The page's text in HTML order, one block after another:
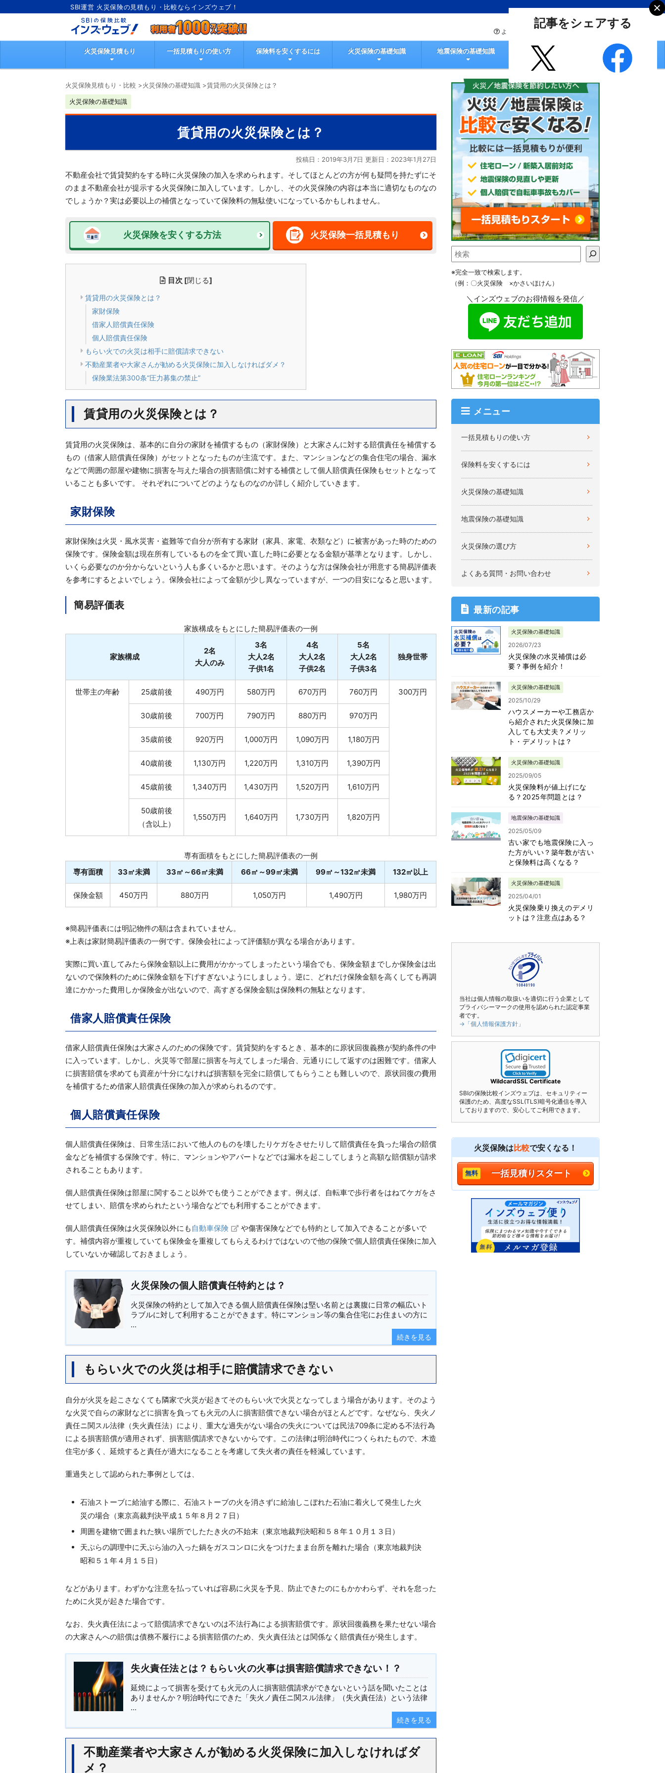
SBI運営 火災保険の見積もり・比較ならインズウェブ！
よくあるご質問 お問い合わせ
火災保険見積もり 一括見積もりの使い方 保険料を安くするには 火災保険の基礎知識 地震保険の基礎知識 火災保険の選び方
火災保険見積もり・比較 >火災保険の基礎知識 >賃貸用の火災保険とは？
火災保険の基礎知識
賃貸用の火災保険とは？
投稿日：2019年3月7日 更新日： 2023年1月27日
不動産会社で賃貸契約をする時に火災保険の加入を求められます。そしてほとんどの方が何も疑問を持たずにそ
のまま不動産会社が提示する火災保険に加入しています。しかし、その火災保険の内容は本当に適切なものなの
でしょうか？実は必要以上の補償となっていて保険料の無駄使いになっているかもしれません。
火災保険を安くする方法 火災保険一括見積もり
目次 [閉じる]
賃貸用の火災保険とは？
家財保険
借家人賠償責任保険
個人賠償責任保険
もらい火での火災は相手に賠償請求できない
不動産業者や大家さんが勧める火災保険に加入しなければダメ？
保険業法第300条“圧力募集の禁止”
賃貸用の火災保険とは？
賃貸用の火災保険は、基本的に自分の家財を補償するもの（家財保険）と大家さんに対する賠償責任を補償する
もの（借家人賠償責任保険）がセットとなったものが主流です。また、マンションなどの集合住宅の場合、漏水
などで周囲の部屋や建物に損害を与えた場合の損害賠償に対する補償として個人賠償責任保険もセットとなって
いることも多いです。 それぞれについてどのようなものなのか詳しく紹介していきます。
家財保険
家財保険は火災・風水災害・盗難等で自分が所有する家財（家具、家電、衣類など）に被害があった時のための
保険です。保険金額は現在所有しているものを全て買い直した時に必要となる金額が基準となります。しかし、
いくら必要なのか分からないという人も多くいるかと思います。そのような方は保険会社が用意する簡易評価表
を参考にするとよいでしょう。保険会社によって金額が少し異なっていますが、一つの目安になると思います。
簡易評価表
家族構成をもとにした簡易評価表の一例
家族構成
2名
大人のみ
3名
大人2名
子供1名
4名
大人2名
子供2名
5名
大人2名
子供3名
独身世帯
世帯主の年齢 25歳前後 490万円 580万円 670万円 760万円 300万円
30歳前後 700万円 790万円 880万円 970万円
35歳前後 920万円 1,000万円 1,090万円 1,180万円
40歳前後 1,130万円 1,220万円 1,310万円 1,390万円
45歳前後 1,340万円 1,430万円 1,520万円 1,610万円
50歳前後
（含以上）
1,550万円 1,640万円 1,730万円 1,820万円
専有面積をもとにした簡易評価表の一例
専有面積
33㎡未満 33㎡～66㎡未満 66㎡～99㎡未満 99㎡～132㎡未満 132㎡以上
保険金額 450万円 880万円 1,050万円 1,490万円 1,980万円
※簡易評価表には明記物件の額は含まれていません。
※上表は家財簡易評価表の一例です。保険会社によって評価額が異なる場合があります。
実際に買い直してみたら保険金額以上に費用がかかってしまったという場合でも、保険金額までしか保険金は出
ないので保険料のために保険金額を下げすぎないようにしましょう。逆に、どれだけ保険金額を高くしても再調
達にかかった費用しか保険金が出ないので、高すぎる保険金額は保険料の無駄となります。
借家人賠償責任保険
借家人賠償責任保険は大家さんのための保険です。賃貸契約をするとき、基本的に原状回復義務が契約条件の中
に入っています。しかし、火災等で部屋に損害を与えてしまった場合、元通りにして返すのは困難です。借家人
に損害賠償を求めても資産が十分になければ損害額を完全に賠償してもらうことも難しいので、原状回復の費用
を補償するため借家人賠償責任保険の加入が求められるのです。
個人賠償責任保険
個人賠償責任保険は、日常生活において他人のものを壊したりケガをさせたりして賠償責任を負った場合の賠償
金などを補償する保険です。特に、マンションやアパートなどでは漏水を起こしてしまうと高額な賠償額が請求
されることもあります。
個人賠償責任保険は部屋に関すること以外でも使うことができます。例えば、自転車で歩行者をはねてケガをさ
せてしまい、賠償を求められたという場合などでも利用することができます。
個人賠償責任保険は火災保険以外にも 自動車保険
や傷害保険などでも特約として加入できることが多いで
す。補償内容が重複していても保険金を重複してもらえるわけではないので他の保険で個人賠償責任保険に加入
していないか確認しておきましょう。
火災保険の個人賠償責任特約とは？
火災保険の特約として加入できる個人賠償責任保険は堅い名前とは裏腹に日常の幅広いト
ラブルに対して利用することができます。特にマンション等の集合住宅にお住まいの方に
...
続きを見る
もらい火での火災は相手に賠償請求できない
自分が火災を起こさなくても隣家で火災が起きてそのもらい火で火災となってしまう場合があります。そのよう
な火災で自らの家財などに損害を負っても火元の人に損害賠償できない場合がほとんどです。なぜなら、失火ノ
責任ニ関スル法律（失火責任法）により、重大な過失がない場合の失火については民法709条に定める不法行為
による損害賠償が適用されず、損害賠償請求できないからです。この法律は明治時代につくられたもので、木造
住宅が多く、延焼すると責任が過大になることを考慮して失火者の責任を軽減しています。
重過失として認められた事例としては、
石油ストーブに給油する際に、石油ストーブの火を消さずに給油しこぼれた石油に着火して発生した火
災の場合（東京高裁判決平成１５年８月２７日）
周囲を建物で囲まれた狭い場所でしたたき火の不始末（東京地裁判決昭和５８年１０月１３日）
天ぷらの調理中に天ぷら油の入った鍋をガスコンロに火をつけたまま台所を離れた場合（東京地裁判決
昭和５１年４月１５日）
などがあります。わずかな注意を払っていれば容易に火災を予見、防止できたのにもかかわらず、それを怠った
ために火災が起きた場合です。
なお、失火責任法によって賠償請求できないのは不法行為による損害賠償です。原状回復義務を果たせない場合
の大家さんへの賠償は債務不履行による損害賠償のため、失火責任法とは関係なく賠償責任が発生します。
失火責任法とは？もらい火の火事は損害賠償請求できない！？
延焼によって損害を受けても火元の人に損害賠償請求ができないという話を聞いたことは
ありませんか？明治時代にできた「失火ノ責任ニ関スル法律」（失火責任法）という法律
...
続きを見る
不動産業者や大家さんが勧める火災保険に加入しなければダ
メ？
※完全一致で検索します。
（例：〇火災保険 ×かさいほけん）
＼インズウェブのお得情報を発信／
メニュー
一括見積もりの使い方
保険料を安くするには
火災保険の基礎知識
地震保険の基礎知識
火災保険の選び方
よくある質問・お問い合わせ
最新の記事
火災保険の基礎知識
2026/07/23
火災保険の水災補償は必
要？事例を紹介！
火災保険の基礎知識
2025/10/29
ハウスメーカーや工務店か
ら紹介された火災保険に加
入しても大丈夫？メリッ
ト・デメリットは？
火災保険の基礎知識
2025/09/05
火災保険料が値上げにな
る？2025年問題とは？
地震保険の基礎知識
2025/05/09
古い家でも地震保険に入っ
た方がいい？築年数が古い
と保険料は高くなる？
火災保険の基礎知識
2025/04/01
火災保険乗り換えのデメリ
ットは？注意点はある？
当社は個人情報の取扱いを適切に行う企業として
プライバシーマークの使用を認められた認定事業
者です。
→「個人情報保護方針」
WildcardSSL Certificate
SBIの保険比較インズウェブは、セキュリティー
保護のため、高度なSSL(TLS)暗号化通信を導入
しておりますので、安心してご利用できます。
火災保険は比較で安くなる！
一括見積りスタート
記事をシェアする